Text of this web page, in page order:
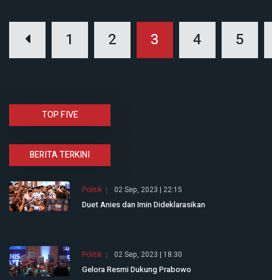
1 2 3 4 5
TOP FIVE
BERITA TERKINI
Politik 02 Sep, 2023 | 22:15
Duet Anies dan Imin Dideklarasikan
Politik 02 Sep, 2023 | 18:30
Gelora Resmi Dukung Prabowo